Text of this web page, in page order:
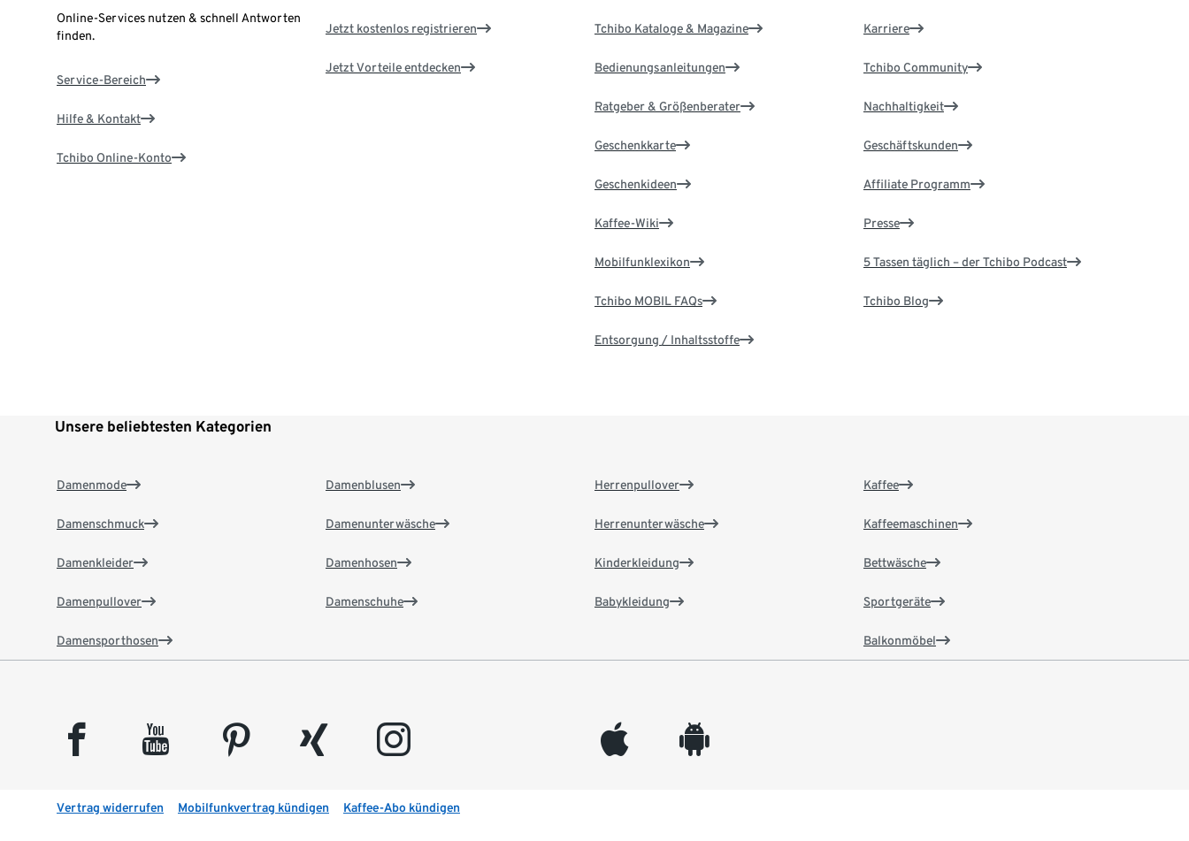
Online-Services nutzen & schnell Antworten
finden.
Service-Bereich
Hilfe & Kontakt
Tchibo Online-Konto
Jetzt kostenlos registrieren
Jetzt Vorteile entdecken
Tchibo Kataloge & Magazine
Bedienungsanleitungen
Ratgeber & Größenberater
Geschenkkarte
Geschenkideen
Kaffee-Wiki
Mobilfunklexikon
Tchibo MOBIL FAQs
Entsorgung / Inhaltsstoffe
Karriere
Tchibo Community
Nachhaltigkeit
Geschäftskunden
Affiliate Programm
Presse
5 Tassen täglich – der Tchibo Podcast
Tchibo Blog
Unsere beliebtesten Kategorien
Damenmode
Damenschmuck
Damenkleider
Damenpullover
Damensporthosen
Damenblusen
Damenunterwäsche
Damenhosen
Damenschuhe
Herrenpullover
Herrenunterwäsche
Kinderkleidung
Babykleidung
Kaffee
Kaffeemaschinen
Bettwäsche
Sportgeräte
Balkonmöbel
facebook youtube pinterest xing instagram appleinc android
Vertrag widerrufen Mobilfunkvertrag kündigen Kaffee-Abo kündigen